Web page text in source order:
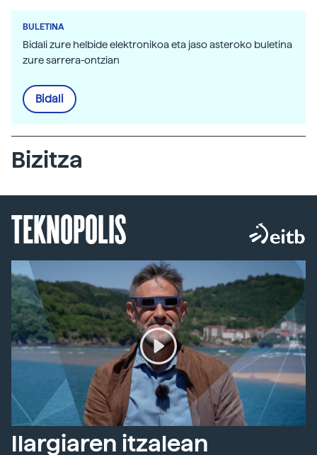
BULETINA
Bidali zure helbide elektronikoa eta jaso asteroko buletina
zure sarrera-ontzian
Bidali
Bizitza
TEKNOPOLIS
Ilargiaren itzalean